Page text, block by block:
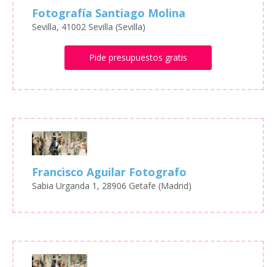
Fotografía Santiago Molina
Sevilla, 41002 Sevilla (Sevilla)
Pide presupuestos gratis
Francisco Aguilar Fotografo
Sabia Urganda 1, 28906 Getafe (Madrid)